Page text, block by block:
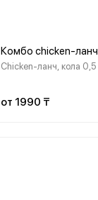
Комбо chicken-ланч
Chicken-ланч, кола 0,5
от 1990 ₸